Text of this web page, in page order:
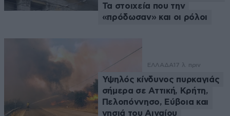
Τα στοιχεία που την
«πρόδωσαν» και οι ρόλοι
ΕΛΛΑΔΑ 17 λ. πριν
Υψηλός κίνδυνος πυρκαγιάς
σήμερα σε Αττική, Κρήτη,
Πελοπόννησο, Εύβοια και
νησιά του Αιγαίου